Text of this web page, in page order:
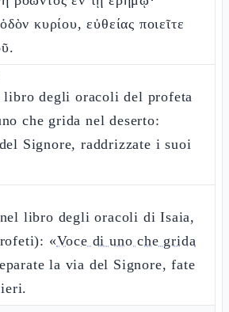
κυρίου, εὐθείας ποιεῖτε
libro degli oracoli del profeta
che grida nel deserto:
Signore, raddrizzate i suoi
libro degli oracoli di Isaia,
«Voce di uno che grida
la via del Signore, fate